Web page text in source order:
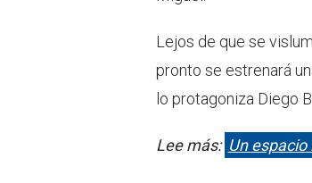
Lejos de que se
pronto se estrenará
lo protagoniza Diego
Lee más: Un